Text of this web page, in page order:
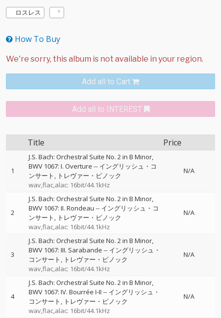
ロスレス
How To Buy
Add all to Cart
Add all to INTEREST
Title Price
1
J.S. Bach: Orchestral Suite No. 2 in B Minor,
BWV 1067: I. Overture -- イングリッシュ・コ
ンサート
トレヴァー・ピノック
wav,flac,alac: 16bit/44.1kHz
N/A
2
J.S. Bach: Orchestral Suite No. 2 in B Minor,
BWV 1067: II. Rondeau -- イングリッシュ・コ
ンサート
トレヴァー・ピノック
wav,flac,alac: 16bit/44.1kHz
N/A
3
J.S. Bach: Orchestral Suite No. 2 in B Minor,
BWV 1067: III. Sarabande -- イングリッシュ・
コンサート
トレヴァー・ピノック
wav,flac,alac: 16bit/44.1kHz
N/A
4
J.S. Bach: Orchestral Suite No. 2 in B Minor,
BWV 1067: IV. Bourrée I-II -- イングリッシュ・
コンサート
トレヴァー・ピノック
wav,flac,alac: 16bit/44.1kHz
N/A